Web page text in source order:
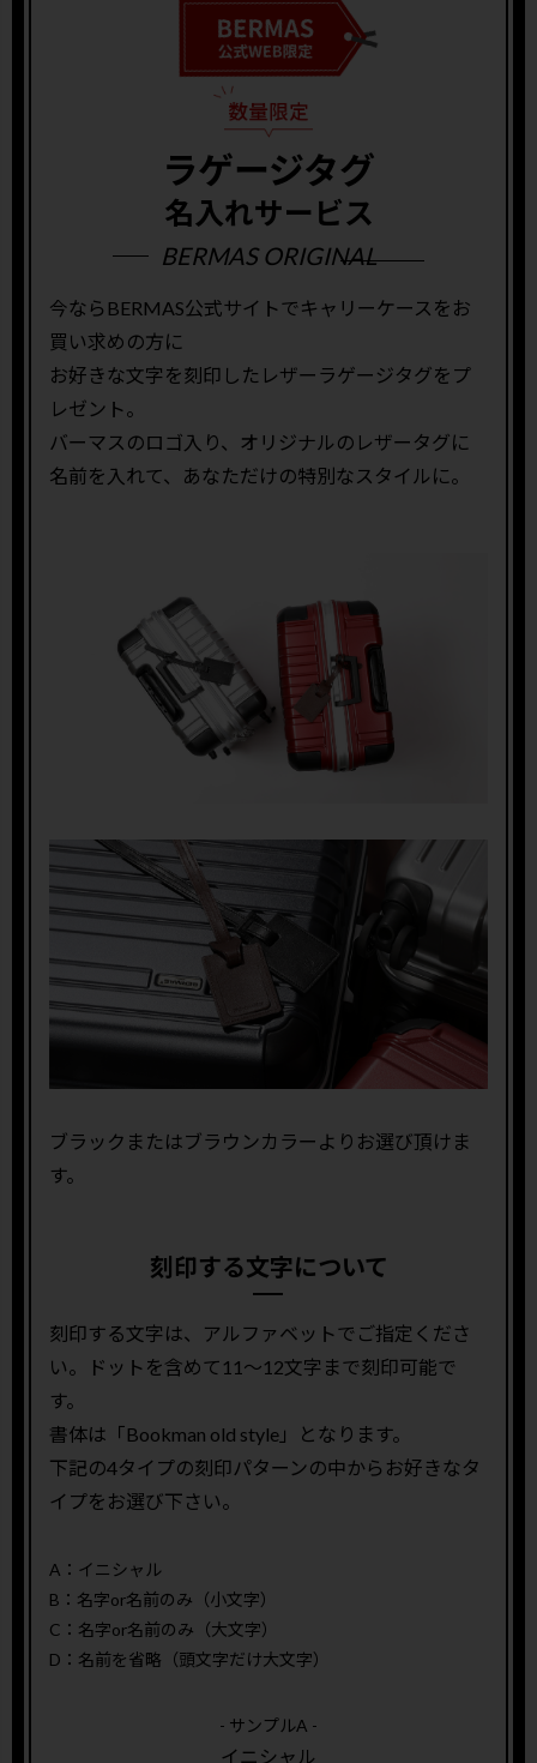
ラゲージタグ
名入れサービス
BERMAS ORIGINAL
今ならBERMAS公式サイトでキャリーケースをお
買い求めの方に
お好きな文字を刻印したレザーラゲージタグをプ
レゼント。
バーマスのロゴ入り、オリジナルのレザータグに
名前を入れて、あなただけの特別なスタイルに。
ブラックまたはブラウンカラーよりお選び頂けま
す。
刻印する文字について
刻印する文字は、アルファベットでご指定くださ
い。ドットを含めて11〜12文字まで刻印可能で
す。
書体は「Bookman old style」となります。
下記の4タイプの刻印パターンの中からお好きなタ
イプをお選び下さい。
A：イニシャル
B：名字or名前のみ（小文字）
C：名字or名前のみ（大文字）
D：名前を省略（頭文字だけ大文字）
- サンプルA -
イニシャル